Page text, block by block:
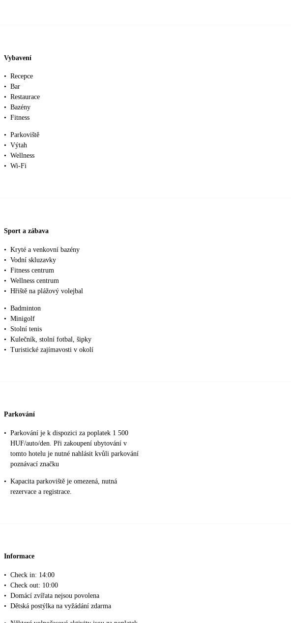
Vybavení
• Recepce
• Bar
• Restaurace
• Bazény
• Fitness
• Parkoviště
• Výtah
• Wellness
• Wi-Fi
Sport a zábava
• Kryté a venkovní bazény
• Vodní skluzavky
• Fitness centrum
• Wellness centrum
• Hřiště na plážový volejbal
• Badminton
• Minigolf
•
Stolní tenis
• Kulečník, stolní fotbal, šipky
• Turistické zajímavosti v okolí
Parkování
• Parkování je k dispozici za poplatek 1 500
HUF/auto/den. Při zakoupení ubytování v
tomto hotelu je nutné nahlásit kvůli parkování
poznávací značku
• Kapacita parkoviště je omezená, nutná
rezervace a registrace.
Informace
• Check in: 14:00
• Check out: 10:00
• Domácí zvířata nejsou povolena
• Dětská postýlka na vyžádání zdarma